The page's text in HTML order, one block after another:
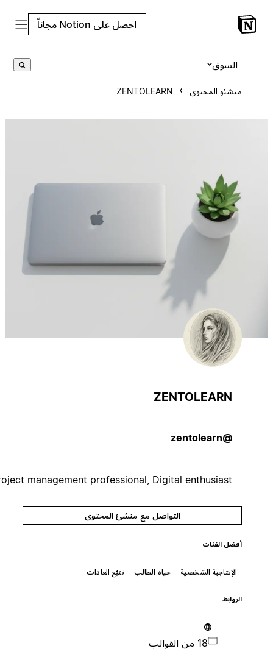
احصل على Notion مجاناً
منشئو المحتوى ZENTOLEARN
ZENTOLEARN
Project management professional, Digital enthusiast
التواصل مع منشئ المحتوى
أفضل الفئات
الإنتاجية الشخصية حياة الطالب تتبّع العادات